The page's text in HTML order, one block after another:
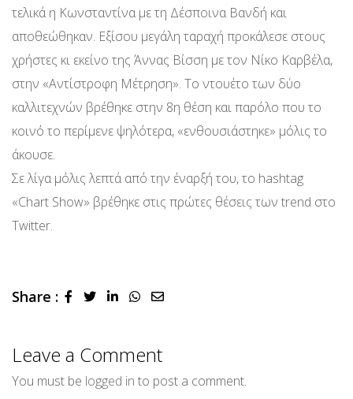
τελικά η Κωνσταντίνα με τη Δέσποινα Βανδή και
αποθεώθηκαν. Εξίσου μεγάλη ταραχή προκάλεσε στους
χρήστες κι εκείνο της Άννας Βίσση με τον Νίκο Καρβέλα,
στην «Αντίστροφη Μέτρηση». Το ντουέτο των δύο
καλλιτεχνών βρέθηκε στην 8η θέση και παρόλο που το
κοινό το περίμενε ψηλότερα, «ενθουσιάστηκε» μόλις το
άκουσε.
Σε λίγα μόλις λεπτά από την έναρξή του, το hashtag
«Chart Show» βρέθηκε στις πρώτες θέσεις των trend στο
Twitter.
Share : LinkedInWhatsapp
Share
Leave a Comment
You must be logged in to post a comment.